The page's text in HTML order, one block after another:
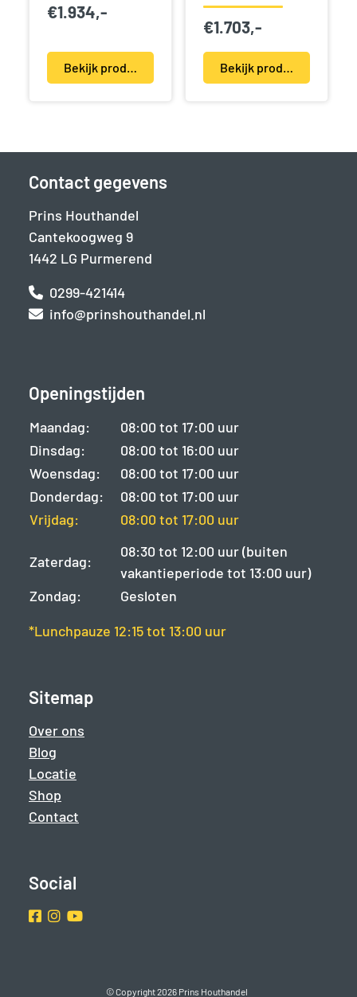
€1.934,-
Bekijk product(en)
€1.703,-
Bekijk product(en)
Contact gegevens
Prins Houthandel
Cantekoogweg 9
1442 LG Purmerend
0299-421414
info@prinshouthandel.nl
Openingstijden
Maandag:
08:00 tot 17:00 uur
Dinsdag:
08:00 tot 16:00 uur
Woensdag:
08:00 tot 17:00 uur
Donderdag:
08:00 tot 17:00 uur
Vrijdag:
08:00 tot 17:00 uur
Zaterdag:
08:30 tot 12:00 uur (buiten
vakantieperiode tot 13:00 uur)
Zondag:
Gesloten
*Lunchpauze 12:15 tot 13:00 uur
Sitemap
Over ons
Blog
Locatie
Shop
Contact
Social
Facebook
Instragram
Youtube
© Copyright 2026 Prins Houthandel